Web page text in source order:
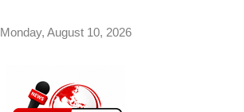
Monday, August 10, 2026